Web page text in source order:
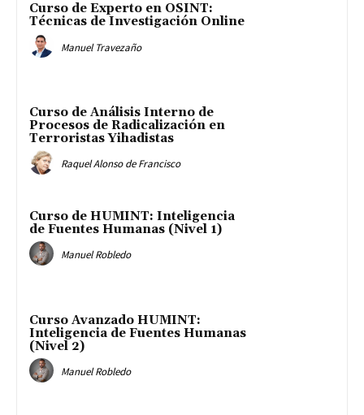
Curso de Experto en OSINT:
Técnicas de Investigación Online
Manuel Travezaño
Curso de Análisis Interno de
Procesos de Radicalización en
Terroristas Yihadistas
Raquel Alonso de Francisco
Curso de HUMINT: Inteligencia
de Fuentes Humanas (Nivel 1)
Manuel Robledo
Curso Avanzado HUMINT:
Inteligencia de Fuentes Humanas
(Nivel 2)
Manuel Robledo